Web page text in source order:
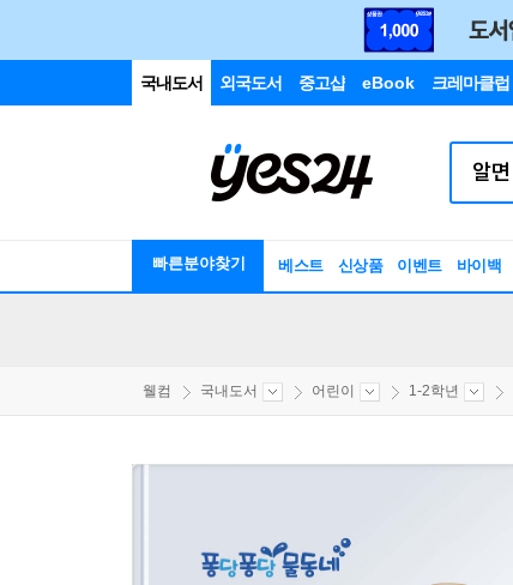
국내도서 외국도서 중고샵 eBook 크레마클럽
빠른분야찾기 베스트 신상품 이벤트 바이백
웰컴 국내도서 어린이 1-2학년